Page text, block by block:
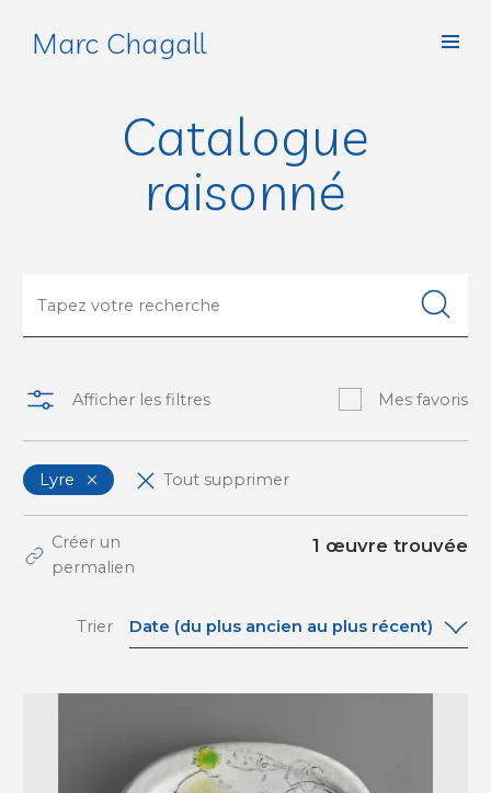
Marc Chagall
Catalogue
raisonné
Afficher les filtres Mes favoris
Lyre Tout supprimer
Créer un
permalien
1 œuvre trouvée
Trier Date (du plus ancien au plus récent)
A-Z
Z-A